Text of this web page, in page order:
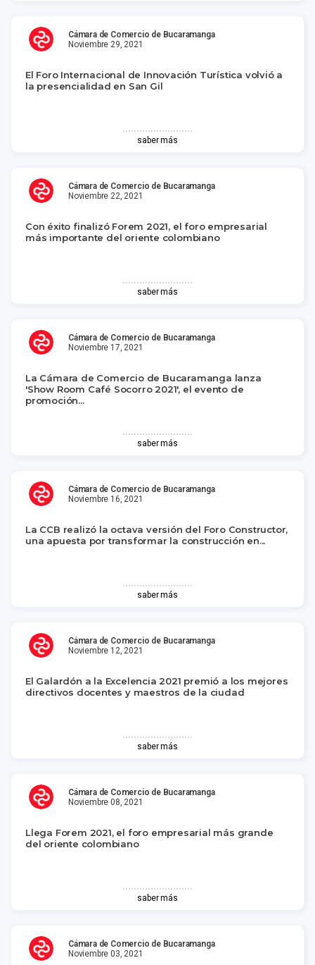
Cámara de Comercio de Bucaramanga
Noviembre 29, 2021
El Foro Internacional de Innovación Turística volvió a
la presencialidad en San Gil
saber más
Cámara de Comercio de Bucaramanga
Noviembre 22, 2021
Con éxito finalizó Forem 2021, el foro empresarial
más importante del oriente colombiano
saber más
Cámara de Comercio de Bucaramanga
Noviembre 17, 2021
La Cámara de Comercio de Bucaramanga lanza
'Show Room Café Socorro 2021', el evento de
promoción...
saber más
Cámara de Comercio de Bucaramanga
Noviembre 16, 2021
La CCB realizó la octava versión del Foro Constructor,
una apuesta por transformar la construcción en...
saber más
Cámara de Comercio de Bucaramanga
Noviembre 12, 2021
El Galardón a la Excelencia 2021 premió a los mejores
directivos docentes y maestros de la ciudad
saber más
Cámara de Comercio de Bucaramanga
Noviembre 08, 2021
Llega Forem 2021, el foro empresarial más grande
del oriente colombiano
saber más
Cámara de Comercio de Bucaramanga
Noviembre 03, 2021